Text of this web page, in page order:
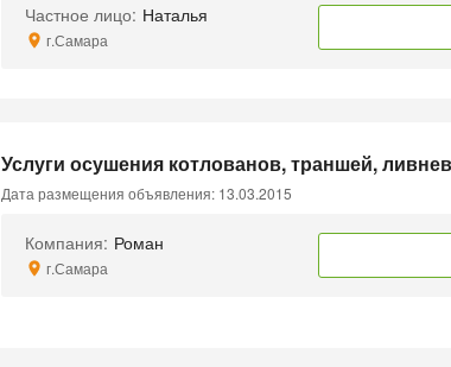
Частное лицо: Наталья
г.Самара
Услуги осушения котлованов, траншей,
Дата размещения объявления: 13.03.2015
Компания: Роман
г.Самара